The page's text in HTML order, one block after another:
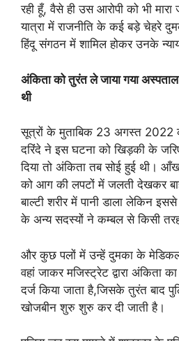
रही हूँ, वैसे ही उस आरोपी को भी
यात्रा में राजनीति के कई बड़े चेहरे
हिंदू संगठन में शामिल होकर उनके
अंकिता को तुरंत ले जाया गया
थी
सूत्रों के मुताबिक 23 अगस्त 2022
दरिंदे ने इस घटना को खिड़की के
दिया तो अंकिता तब सोई हुई थी।
को आग की लपटों में जलती देखकर
बाल्टी शरीर में पानी डाला लेकिन
के अन्य सदस्यों ने कम्बल से किसी
और कुछ पलों में उन्हें दुमका के
वहां जाकर मजिस्ट्रेट द्वारा अंकिता
दर्ज किया जाता है,जिसके तुरंत बाद
खोजबीन शुरु शुरु कर दी जाती है।